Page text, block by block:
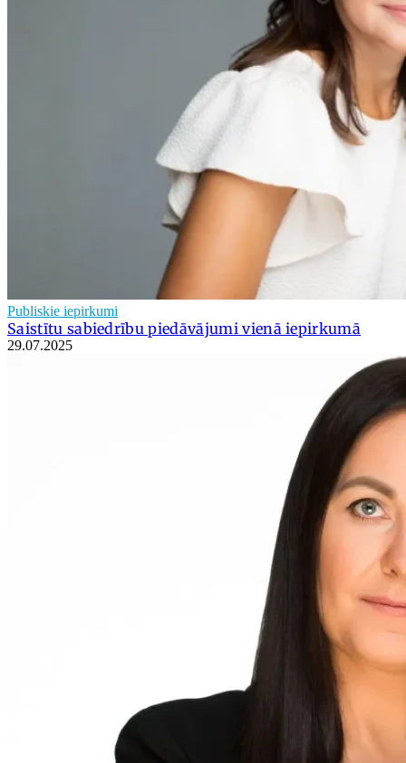
Publiskie iepirkumi
Saistītu sabiedrību piedāvājumi vienā iepirkumā
29.07.2025